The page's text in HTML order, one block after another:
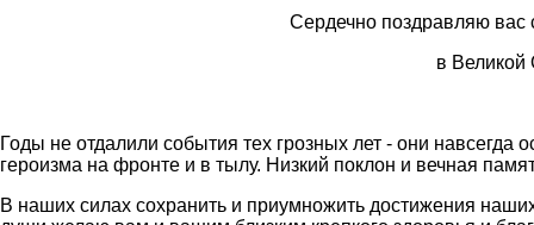
Сердечно поздравляю
в Великой
Годы не отдалили события тех грозных лет - они
героизма на фронте и в тылу. Низкий поклон и вечная
В наших силах сохранить и приумножить достижения